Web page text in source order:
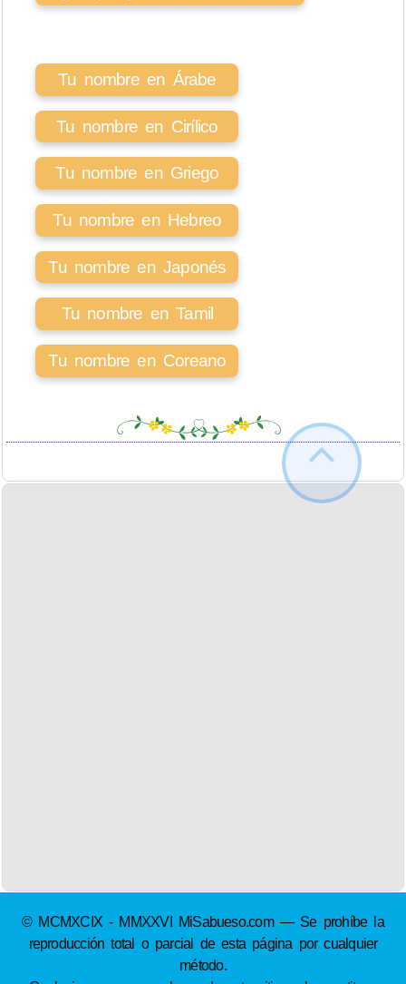
Tu nombre en Árabe
Tu nombre en Cirílico
Tu nombre en Griego
Tu nombre en Hebreo
Tu nombre en Japonés
Tu nombre en Tamil
Tu nombre en Coreano
© MCMXCIX - MMXXVI MiSabueso.com — Se prohíbe la
reproducción total o parcial de esta página por cualquier
método.